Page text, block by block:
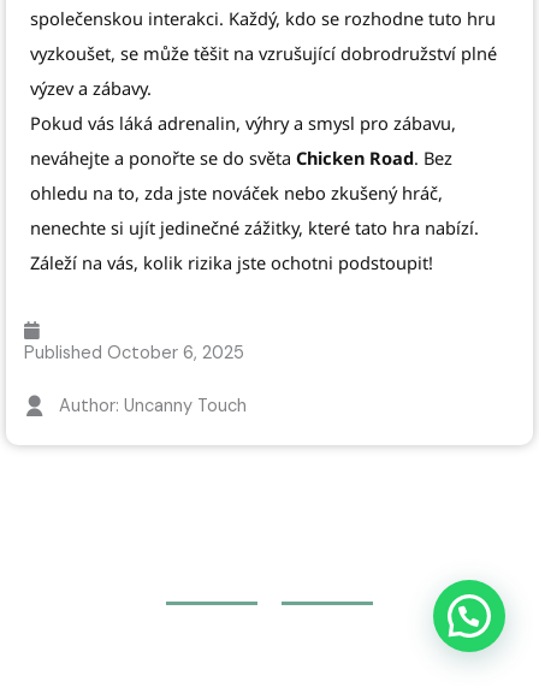
společenskou interakci. Každý, kdo se rozhodne tuto hru
vyzkoušet, se může těšit na vzrušující dobrodružství plné
výzev a zábavy.
Pokud vás láká adrenalin, výhry a smysl pro zábavu,
neváhejte a ponořte se do světa Chicken Road. Bez
ohledu na to, zda jste nováček nebo zkušený hráč,
nenechte si ujít jedinečné zážitky, které tato hra nabízí.
Záleží na vás, kolik rizika jste ochotni podstoupit!
Published October 6, 2025
Author: Uncanny Touch